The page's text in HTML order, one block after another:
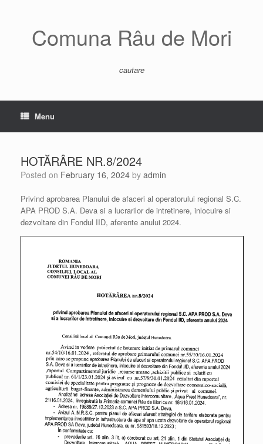
Comuna Râu de Mori
cautare
Menu
HOTĂRÂRE NR.8/2024
Posted on February 16, 2024 by admin
Privind aprobarea Planului de afaceri al operatorului regional S.C.
APA PROD S.A. Deva si a lucrarilor de intretinere, inlocuire si
dezvoltare din Fondul IID, aferente anului 2024.